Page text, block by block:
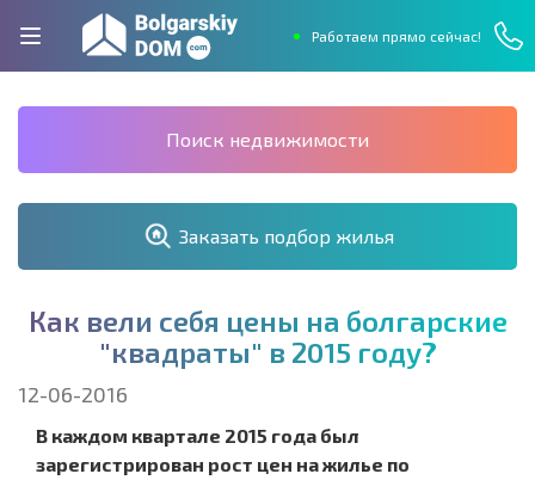
Работаем прямо сейчас!
Поиск недвижимости
Заказать подбор жилья
Как вели себя цены на болгарские
"квадраты" в 2015 году?
12-06-2016
В каждом квартале 2015 года был
зарегистрирован рост цен на жилье по